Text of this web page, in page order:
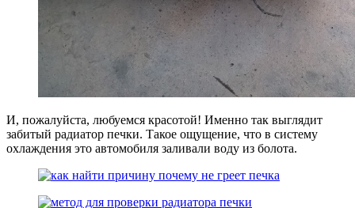
И, пожалуйста, любуемся красотой! Именно так выглядит
забитый радиатор печки. Такое ощущение, что в систему
охлаждения это автомобиля заливали воду из болота.